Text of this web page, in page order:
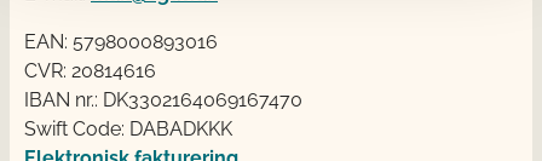
EAN: 5798000893016
CVR: 20814616
IBAN nr.: DK3302164069167470
Swift Code: DABADKKK